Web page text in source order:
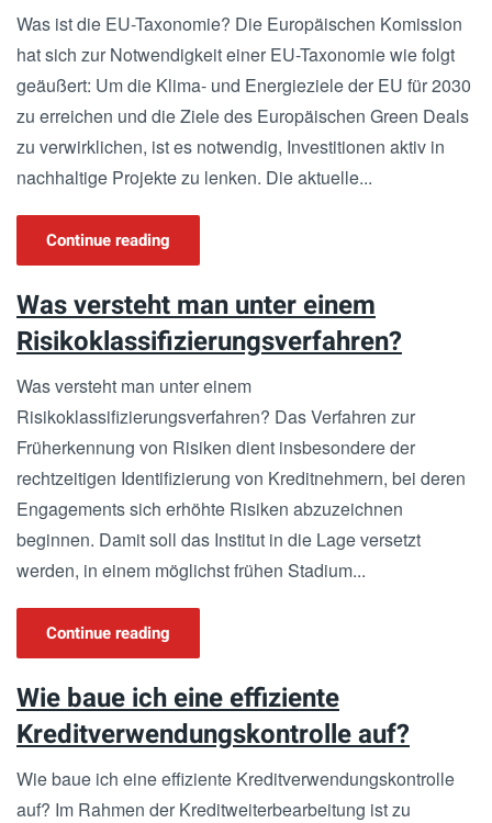
Was ist die EU-Taxonomie? Die Europäischen Komission
hat sich zur Notwendigkeit einer EU-Taxonomie wie folgt
geäußert: Um die Klima- und Energieziele der EU für 2030
zu erreichen und die Ziele des Europäischen Green Deals
zu verwirklichen, ist es notwendig, Investitionen aktiv in
nachhaltige Projekte zu lenken. Die aktuelle...
Continue reading
Was versteht man unter einem
Risikoklassifizierungsverfahren?
Was versteht man unter einem
Risikoklassifizierungsverfahren? Das Verfahren zur
Früherkennung von Risiken dient insbesondere der
rechtzeitigen Identifizierung von Kreditnehmern, bei deren
Engagements sich erhöhte Risiken abzuzeichnen
beginnen. Damit soll das Institut in die Lage versetzt
werden, in einem möglichst frühen Stadium...
Continue reading
Wie baue ich eine effiziente
Kreditverwendungskontrolle auf?
Wie baue ich eine effiziente Kreditverwendungskontrolle
auf? Im Rahmen der Kreditweiterbearbeitung ist zu